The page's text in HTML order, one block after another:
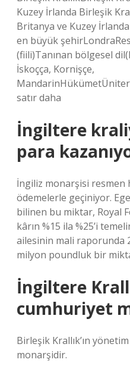
Kuzey İrlanda Birleşik
Britanya ve Kuzey
en büyük
(fiili)Tanınan bölgesel
İskoçça, Kornişçe,
satır daha
İngiltere
para
İngiliz monarşisi resmen
ödemelerle geçiniyor.
bilinen bu miktar, Royal
kârın %15 ila %25’i
ailesinin mali raporunda
milyon poundluk bir
İngiltere
cumhuriyet
Birleşik Krallık’ın
monarşidir.